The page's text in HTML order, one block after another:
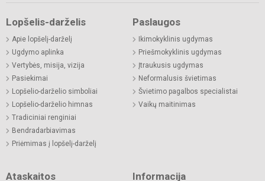
Lopšelis-darželis
Apie lopšelį-darželį
Ugdymo aplinka
Vertybės, misija, vizija
Pasiekimai
Lopšelio-darželio simboliai
Lopšelio-darželio himnas
Tradiciniai renginiai
Bendradarbiavimas
Priėmimas į lopšelį-darželį
Paslaugos
Ikimokyklinis ugdymas
Priešmokyklinis ugdymas
Įtraukusis ugdymas
Neformalusis švietimas
Švietimo pagalbos specialistai
Vaikų maitinimas
Ataskaitos Informacija